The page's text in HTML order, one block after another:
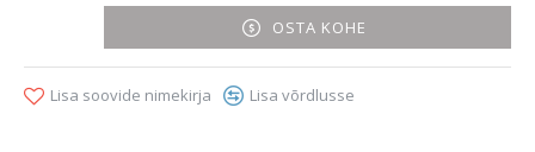
OSTA KOHE
Lisa soovide nimekirja Lisa võrdlusse